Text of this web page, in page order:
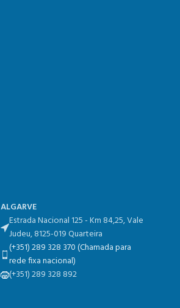
ALGARVE
Estrada Nacional 125 - Km 84,25​, Vale
Judeu, 8125-019 Quarteira
(+351) 289 328 370 (Chamada para
rede fixa nacional)
(+351) 289 328 892